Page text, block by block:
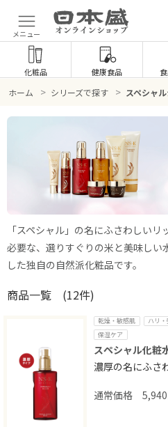
メニュー
化粧品 健康食品
ホーム > シリーズで探す > スペシャ
「スペシャル」の名にふさわしいリ
必要な、選りすぐりの米と美味しい
した独自の自然派化粧品です。
商品一覧 (12件)
乾燥・敏感肌 ハリ
保湿ケア
スペシャル化粧
濃厚の名にふさ
5,940